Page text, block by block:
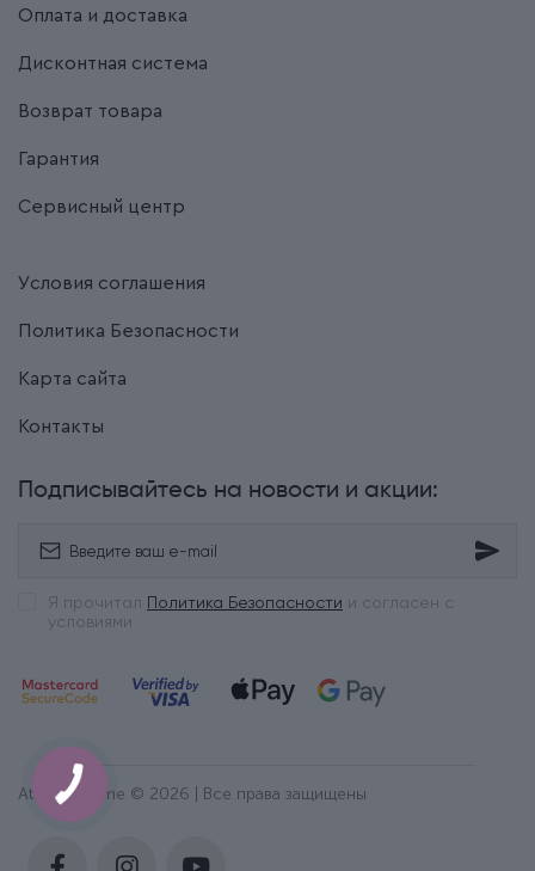
Оплата и доставка
Дисконтная система
Возврат товара
Гарантия
Сервисный центр
Условия соглашения
Политика Безопасности
Карта сайта
Контакты
Подписывайтесь на новости и акции:
Я прочитал Политика Безопасности и согласен с
условиями
Attribute Time © 2026 | Все права защищены